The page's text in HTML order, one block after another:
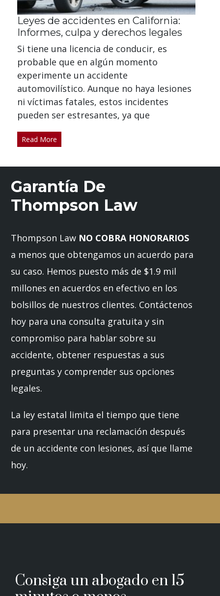
Leyes de accidentes en California:
Informes, culpa y derechos legales
Si tiene una licencia de conducir, es
probable que en algún momento
experimente un accidente
automovilístico. Aunque no haya lesiones
ni víctimas fatales, estos incidentes
pueden ser estresantes, ya que
Read More
Garantía De
Thompson Law
Thompson Law NO COBRA HONORARIOS
a menos que obtengamos un acuerdo para
su caso. Hemos puesto más de $1.9 mil
millones en acuerdos en efectivo en los
bolsillos de nuestros clientes. Contáctenos
hoy para una consulta gratuita y sin
compromiso para hablar sobre su
accidente, obtener respuestas a sus
preguntas y comprender sus opciones
legales.
La ley estatal limita el tiempo que tiene
para presentar una reclamación después
de un accidente con lesiones, así que llame
hoy.
Consiga un abogado en 15